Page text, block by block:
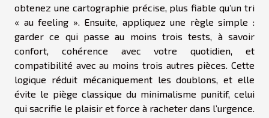
obtenez une cartographie précise, plus fiable qu’un tri
« au feeling ». Ensuite, appliquez une règle simple :
garder ce qui passe au moins trois tests, à savoir
confort, cohérence avec votre quotidien, et
compatibilité avec au moins trois autres pièces. Cette
logique réduit mécaniquement les doublons, et elle
évite le piège classique du minimalisme punitif, celui
qui sacrifie le plaisir et force à racheter dans l’urgence.